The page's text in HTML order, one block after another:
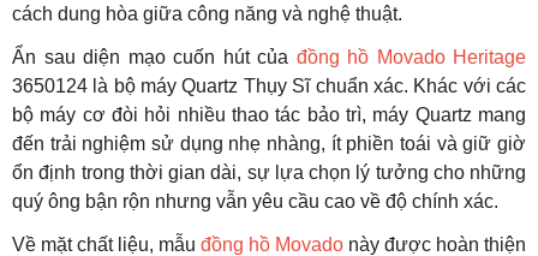
cách dung hòa giữa công năng và nghệ thuật.
Ẩn sau diện mạo cuốn hút của đồng hồ Movado Heritage
3650124 là bộ máy Quartz Thụy Sĩ chuẩn xác. Khác với các
bộ máy cơ đòi hỏi nhiều thao tác bảo trì, máy Quartz mang
đến trải nghiệm sử dụng nhẹ nhàng, ít phiền toái và giữ giờ
ổn định trong thời gian dài, sự lựa chọn lý tưởng cho những
quý ông bận rộn nhưng vẫn yêu cầu cao về độ chính xác.
Về mặt chất liệu, mẫu đồng hồ Movado này được hoàn thiện